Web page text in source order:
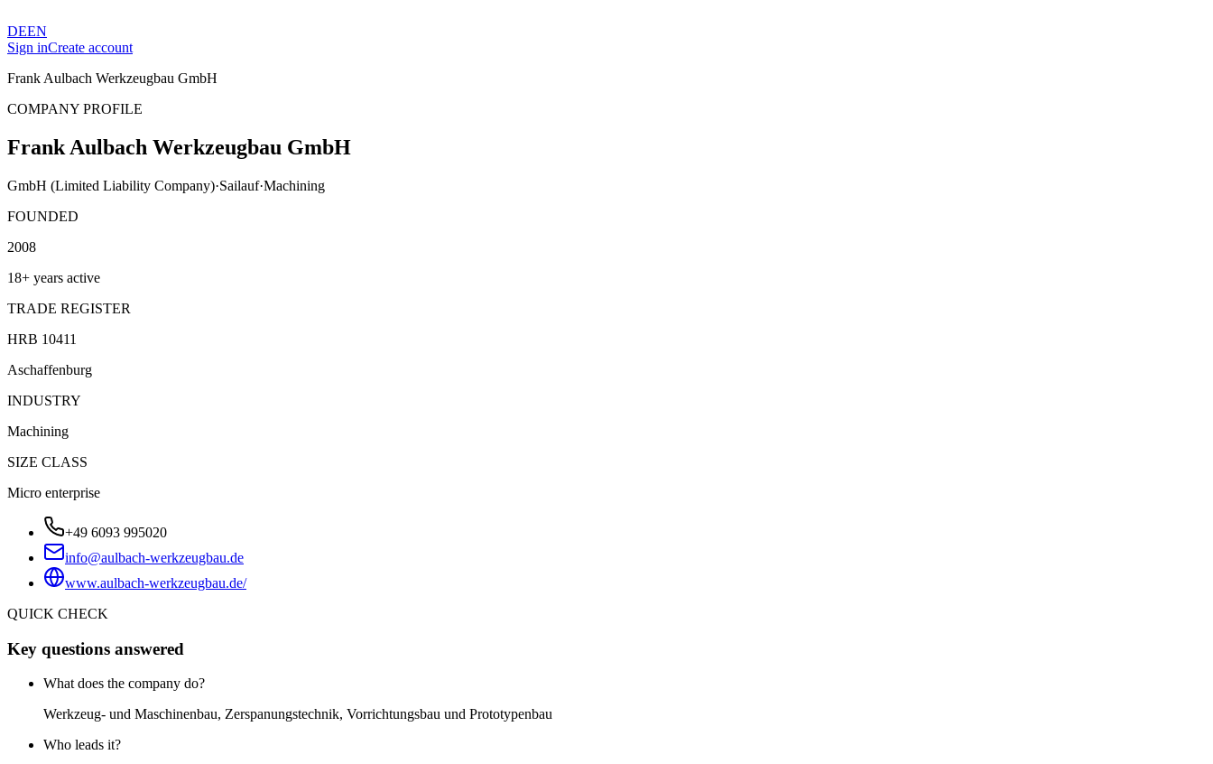
DEEN
Sign inCreate account
Frank Aulbach Werkzeugbau GmbH
COMPANY PROFILE
Frank Aulbach Werkzeugbau GmbH
GmbH (Limited Liability Company)·Sailauf·Machining
FOUNDED
2008
18+ years active
TRADE REGISTER
HRB 10411
Aschaffenburg
INDUSTRY
Machining
SIZE CLASS
Micro enterprise
+49 6093 995020
info@aulbach-werkzeugbau.de
www.aulbach-werkzeugbau.de/
QUICK CHECK
Key questions answered
What does the company do?
Werkzeug- und Maschinenbau, Zerspanungstechnik, Vorrichtungsbau und Prototypenbau
Who leads it?